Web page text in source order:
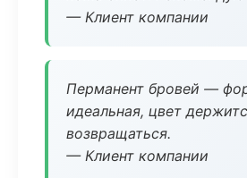
— Клиент компании
Перманент бровей —
идеальная, цвет
возвращаться.
— Клиент компании